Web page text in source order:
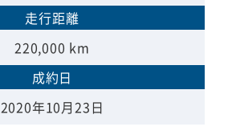
走行距離
220,000 km
成約日
2020年10月23日